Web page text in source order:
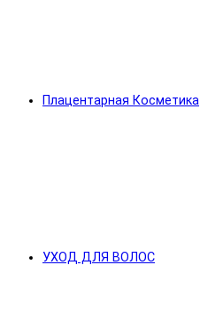
Плацентарная Косметика
УХОД ДЛЯ ВОЛОС